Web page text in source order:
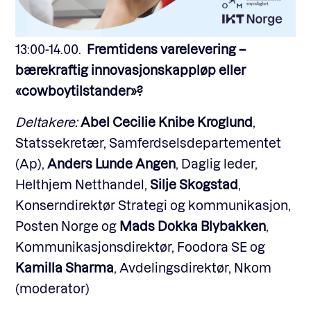
13:00-14.00. Fremtidens varelevering –
bærekraftig innovasjonskappløp eller
«cowboytilstander»?
Deltakere:Abel Cecilie Knibe Kroglund
Statssekretær, Samferdselsdepartementet
(Ap), Anders Lunde Angen , Daglig leder,
Helthjem Netthandel, Silje Skogstad
Konserndirektør Strategi og kommunikasjon,
Posten Norge og Mads Dokka Blybakken
Kommunikasjonsdirektør, Foodora SE og
Kamilla Sharma , Avdelingsdirektør, Nkom
(moderator)